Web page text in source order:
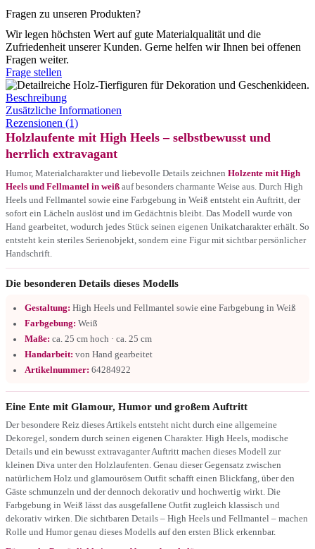
Fragen zu unseren Produkten?
Wir legen höchsten Wert auf gute Materialqualität und die
Zufriedenheit unserer Kunden. Gerne helfen wir Ihnen bei offenen
Fragen weiter.
Frage stellen
Beschreibung
Zusätzliche Informationen
Rezensionen (1)
Holzlaufente mit High Heels – selbstbewusst und
herrlich extravagant
Humor, Materialcharakter und liebevolle Details zeichnen Holzente mit High
Heels und Fellmantel in weiß auf besonders charmante Weise aus. Durch High
Heels und Fellmantel sowie eine Farbgebung in Weiß entsteht ein Auftritt, der
sofort ein Lächeln auslöst und im Gedächtnis bleibt. Das Modell wurde von
Hand gearbeitet, wodurch jedes Stück seinen eigenen Unikatcharakter erhält. So
entsteht kein steriles Serienobjekt, sondern eine Figur mit sichtbar persönlicher
Handschrift.
Die besonderen Details dieses Modells
Gestaltung: High Heels und Fellmantel sowie eine Farbgebung in Weiß
Farbgebung: Weiß
Maße: ca. 25 cm hoch · ca. 25 cm
Handarbeit: von Hand gearbeitet
Artikelnummer: 64284922
Eine Ente mit Glamour, Humor und großem Auftritt
Der besondere Reiz dieses Artikels entsteht nicht durch eine allgemeine
Dekoregel, sondern durch seinen eigenen Charakter. High Heels, modische
Details und ein bewusst extravaganter Auftritt machen dieses Modell zur
kleinen Diva unter den Holzlaufenten. Genau dieser Gegensatz zwischen
natürlichem Holz und glamourösem Outfit schafft einen Blickfang, über den
Gäste schmunzeln und der dennoch dekorativ und hochwertig wirkt. Die
Farbgebung in Weiß lässt das ausgefallene Outfit zugleich klassisch und
dekorativ wirken. Die sichtbaren Details – High Heels und Fellmantel – machen
Rolle und Humor genau dieses Modells auf den ersten Blick erkennbar.